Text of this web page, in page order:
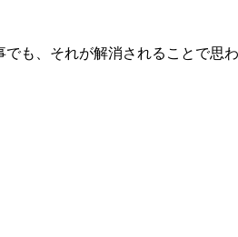
も、それが解消されることで思